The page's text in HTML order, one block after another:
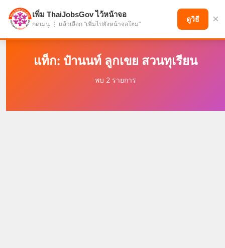
แบ่งปันโอกาส เพื่ออนาคตที่ก้าวหน้า
แท็ก: ป๋านนท์ ลูกเขย สวนทุเรียน
พบ 2 รายการ
เพิ่ม ThaiJobsGov ไว้หน้าจอ
กดเมนู ⋮ แล้วเลือก "เพิ่มไปยังหน้าจอโฮม"
ดูวิธี ×